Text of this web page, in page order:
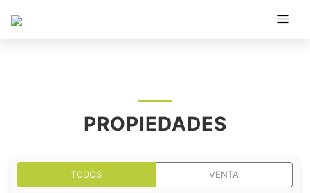
PROPIEDADES
TODOS VENTA